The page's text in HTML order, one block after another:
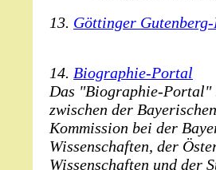
13. Göttinger
14. Biographie-Portal
Das "Biographie-Portal"
zwischen der
Kommission bei der
Wissenschaften, der
Wissenschaften und der